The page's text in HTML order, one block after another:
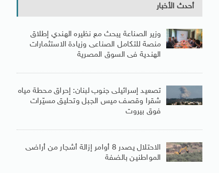
أحدث الأخبار
وزير الصناعة يبحث مع نظيره الهندي إطلاق
منصة للتكامل الصناعى وزيادة الاستثمارات
الهندية فى السوق المصرية
تصعيد إسرائيلى جنوب لبنان: إحراق محطة مياه
شقرا وقصف ميس الجبل وتحليق مسيّرات
فوق بيروت
الاحتلال يصدر 8 أوامر إزالة أشجار من أراضى
المواطنين بالضفة